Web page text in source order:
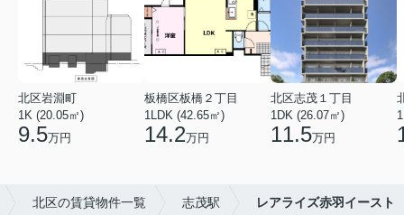
北区岩淵町
1K (20.05㎡)
9.5万円
板橋区板橋２丁目
1LDK (42.65㎡)
14.2万円
北区志茂１丁目
1DK (26.07㎡)
11.5万円
北区の賃貸物件一覧 志茂駅 レアライズ赤羽イースト